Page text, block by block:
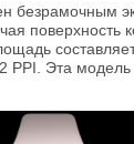
безрамочным
поверхность
PPI. Эта модель